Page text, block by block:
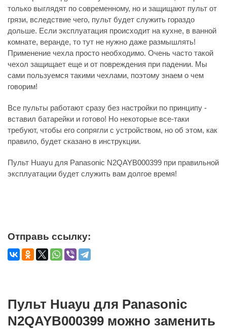
только выглядят по современному, но и защищают пульт от
грязи, вследствие чего, пульт будет служить гораздо
дольше. Если эксплуатация происходит на кухне, в ванной
комнате, веранде, то тут не нужно даже размышлять!
Применение чехла просто необходимо. Очень часто такой
чехол защищает еще и от повреждения при падении. Мы
сами пользуемся такими чехлами, поэтому знаем о чем
говорим!
Все пульты работают сразу без настройки по принципу -
вставил батарейки и готово! Но некоторые все-таки
требуют, чтобы его сопрягли с устройством, но об этом, как
правило, будет сказано в инструкции.
Пульт Huayu для Panasonic N2QAYB000399 при правильной
эксплуатации будет служить вам долгое время!
Отправь ссылку:
Пульт Huayu для Panasonic
N2QAYB000399 можно заменить